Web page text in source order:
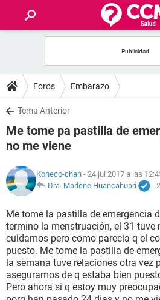
FOROS
SALUD
NUTRICIÓN
SEXUALIDAD
GLOSARIO
Foros Embarazo
Tema Anterior
Me tome pa pastilla de
no me viene
Koneco-chan - 24 jul 2017 a las
Dra. Marlene Huancahuari
-
Me tome la pastilla de emergencia
termino la menstruación, el 31 tuve
cuidamos pero como parecia q el
puesto. Me tome la pastilla de
la semana tuve relaciones otra vez
aseguramos de q estaba bien
Pero ahora si q estoy muy